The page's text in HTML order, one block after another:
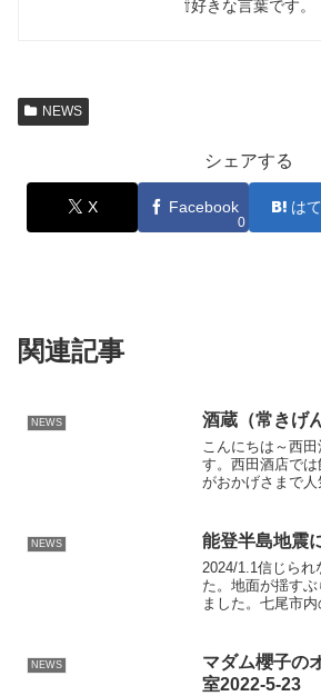
⇧好きな言葉です。
NEWS
シェアする
X Facebook
0
は
関連記事
NEWS 酒蔵（常きげ
こんにちは～西
す。西田酒店では
がおかげさまで
たい！！！あっ！
すか！この甘酒毎
NEWS 能登半島地震
2024/1.1信じられ
た。地面が揺す
ました。七尾市
うじて大丈夫で
皆無事でしたの
NEWS
マダム櫻子の
室2022-5-23